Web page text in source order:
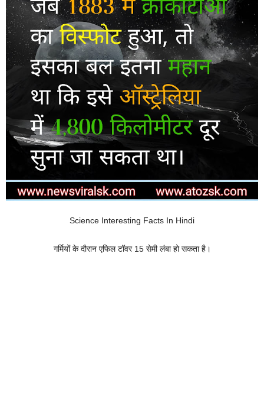
Science Interesting Facts In Hindi
गर्मियों के दौरान एफिल टॉवर 15 सेमी लंबा हो सकता है।